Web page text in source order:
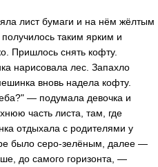
лист бумаги и на нём жёлтым
таким ярким и
Пришлось снять кофту.
нарисовала лес. Запахло
вновь надела кофту.
— подумала девочка и
часть листа, там, где
отдыхала с родителями у
было серо-зелёным, далее —
до самого горизонта, —